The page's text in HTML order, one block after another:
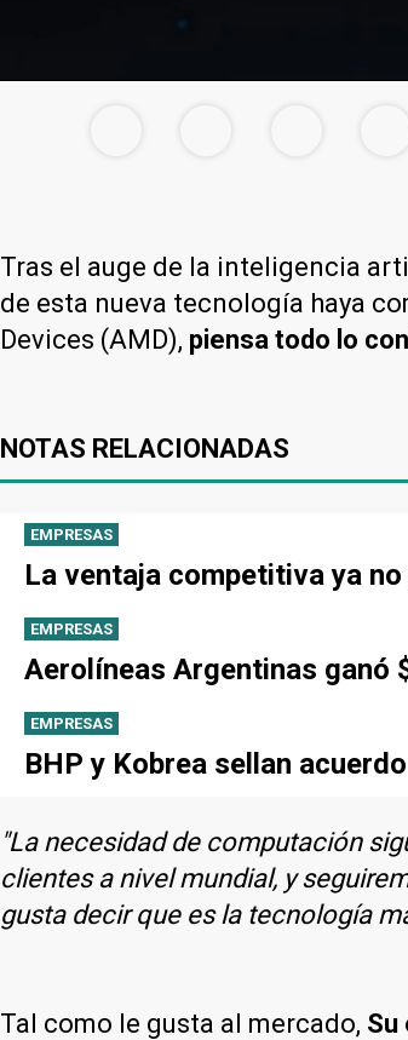
Tras el auge de la inteligencia
de esta nueva tecnología haya
Devices (AMD), piensa todo lo
NOTAS RELACIONADAS
EMPRESAS
La ventaja competitiva ya
EMPRESAS
Aerolíneas Argentinas ganó
EMPRESAS
BHP y Kobrea sellan
"La necesidad de computación
clientes a nivel mundial, y
gusta decir que es la tecnología
Tal como le gusta al mercado, Su